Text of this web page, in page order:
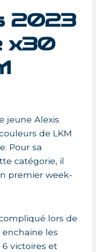
2023
x30
jeune Alexis
de LKM
Pour sa
catégorie, il
premier week-
lors de
enchaine les
victoires et